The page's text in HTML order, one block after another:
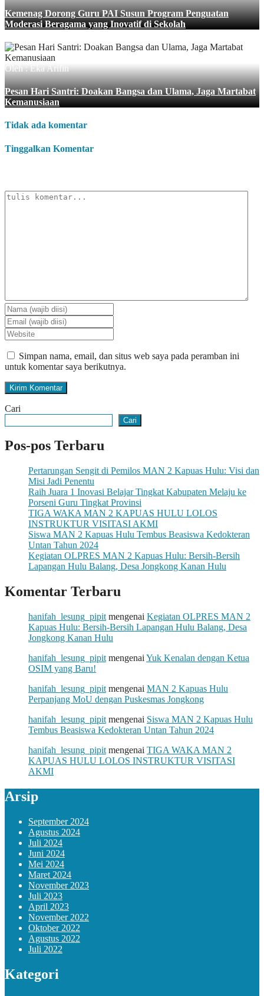
Kemenag Dorong Guru PAI Susun Program Penguatan
Moderasi Beragama yang Inovatif di Sekolah
Oleh : Eka Arifin
Pesan Hari Santri: Doakan Bangsa dan Ulama, Jaga Martabat
Kemanusiaan
Tidak ada komentar
Tinggalkan Komentar
Simpan nama, email, dan situs web saya pada peramban ini
untuk komentar saya berikutnya.
Cari
Cari
Pos-pos Terbaru
Pertarungan Sengit di Pemilos MAN 2 Kapuas Hulu: Visi dan
Misi Jadi Penentu
Raih Juara 1 Inovasi Belajar Tingkat Kabupaten Melaju ke
Porseni Guru Tingkat Provinsi
TIGA WAKA MAN 2 KAPUAS HULU LOLOS
INSTRUKTUR VISITASI AKMI
Siswa MAN 2 Kapuas Hulu Tembus Beasiswa Kedokteran
Untan Tahun 2024
Kegiatan OLPRES MAN 2 Kapuas Hulu: Bersih-Bersih
Lapangan Hulu Balang, Desa Jongkong Kanan Hulu
Komentar Terbaru
hanifah_lesung_pipit mengenai Kegiatan OLPRES MAN 2
Kapuas Hulu: Bersih-Bersih Lapangan Hulu Balang, Desa
Jongkong Kanan Hulu
hanifah_lesung_pipit mengenai Yuk Kenalan dengan Ketua
OSIM yang Baru!
hanifah_lesung_pipit mengenai MAN 2 Kapuas Hulu
Perpanjang MoU dengan Puskesmas Jongkong
hanifah_lesung_pipit mengenai Siswa MAN 2 Kapuas Hulu
Tembus Beasiswa Kedokteran Untan Tahun 2024
hanifah_lesung_pipit mengenai TIGA WAKA MAN 2
KAPUAS HULU LOLOS INSTRUKTUR VISITASI
AKMI
Arsip
September 2024
Agustus 2024
Juli 2024
Juni 2024
Mei 2024
Maret 2024
November 2023
Juli 2023
April 2023
November 2022
Oktober 2022
Agustus 2022
Juli 2022
Kategori